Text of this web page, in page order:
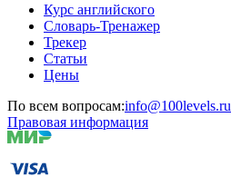
Курс английского
Словарь-Тренажер
Трекер
Статьи
Цены
По всем вопросам:info@100levels.ru
Правовая информация